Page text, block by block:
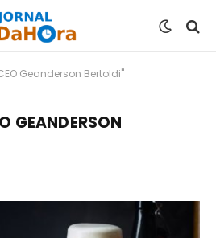
Geanderson Bertoldi"
GEANDERSON